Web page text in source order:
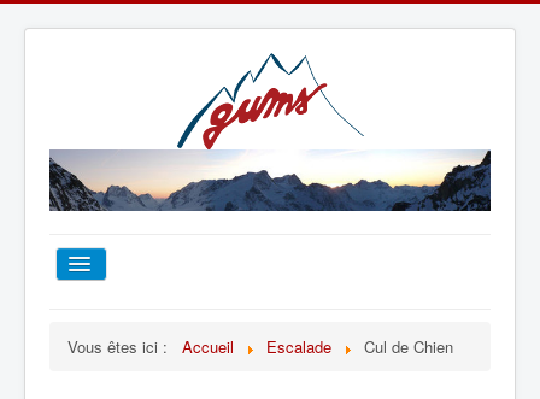
Vous êtes ici : Accueil Escalade Cul de Chien